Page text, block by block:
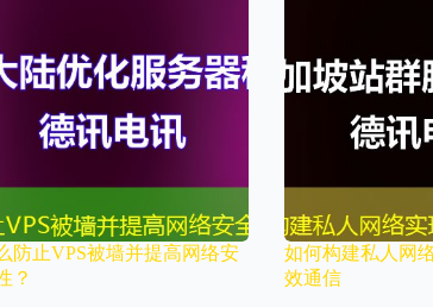
防止VPS被墙并提高网络安
？
如何构建私人网
效通信